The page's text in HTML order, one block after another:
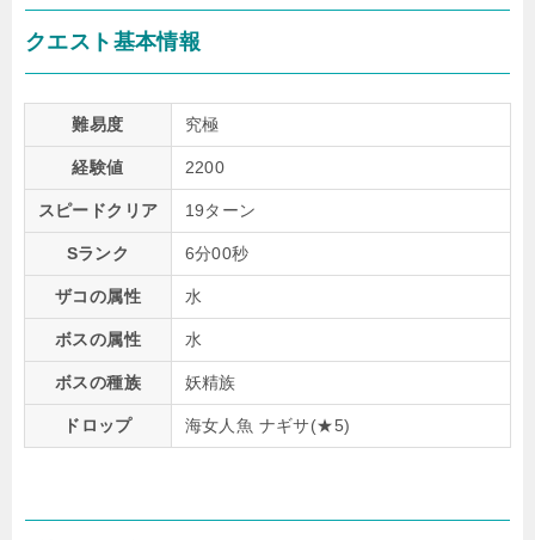
クエスト基本情報
難易度 究極
経験値 2200
スピードクリア 19ターン
Sランク 6分00秒
ザコの属性 水
ボスの属性 水
ボスの種族 妖精族
ドロップ 海女人魚 ナギサ(★5)